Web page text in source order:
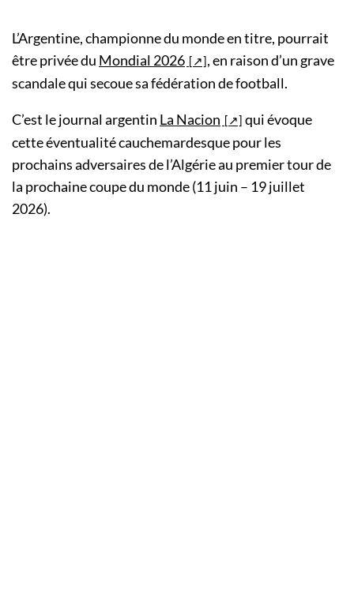
L’Argentine, championne du monde en titre, pourrait
être privée du Mondial 2026
, en raison d’un grave
scandale qui secoue sa fédération de football.
C’est le journal argentin La Nacion
qui évoque
cette éventualité cauchemardesque pour les
prochains adversaires de l’Algérie au premier tour de
la prochaine coupe du monde (11 juin – 19 juillet
2026).